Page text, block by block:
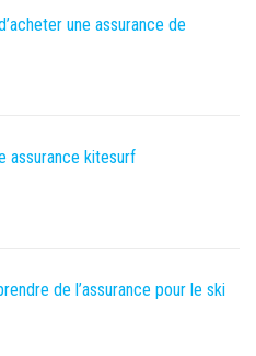
une assurance de
assurance kitesurf
de l’assurance pour le ski